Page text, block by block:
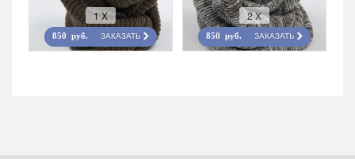
1 Х
850 руб. ЗАКАЗАТЬ
2 Х
850 руб. ЗАКАЗАТЬ